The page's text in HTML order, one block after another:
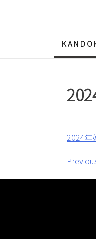
2024年
投
稿